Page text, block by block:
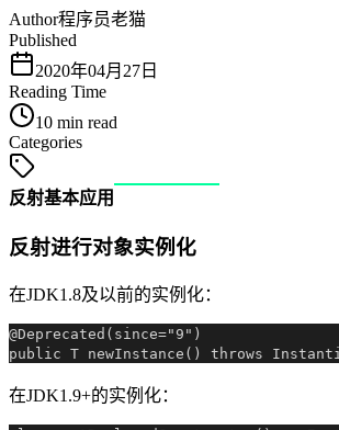
Author程序员老猫
Published
2020年04月27日
Reading Time
10 min read
Categories
反射基本应用
反射进行对象实例化
在JDK1.8及以前的实例化：
@Deprecated(since="9")
在JDK1.9+的实例化：